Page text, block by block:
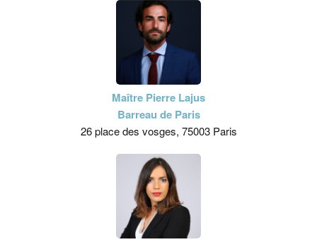
Maître Pierre Lajus
Barreau de Paris
26 place des vosges, 75003 Paris